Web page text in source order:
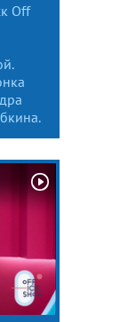
Off